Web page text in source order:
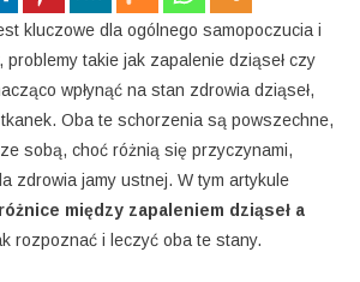
kluczowe dla ogólnego samopoczucia i
problemy takie jak zapalenie dziąseł czy
wpłynąć na stan zdrowia dziąseł,
Oba te schorzenia są powszechne,
sobą, choć różnią się przyczynami,
zdrowia jamy ustnej. W tym artykule
między zapaleniem dziąseł a
rozpoznać i leczyć oba te stany.